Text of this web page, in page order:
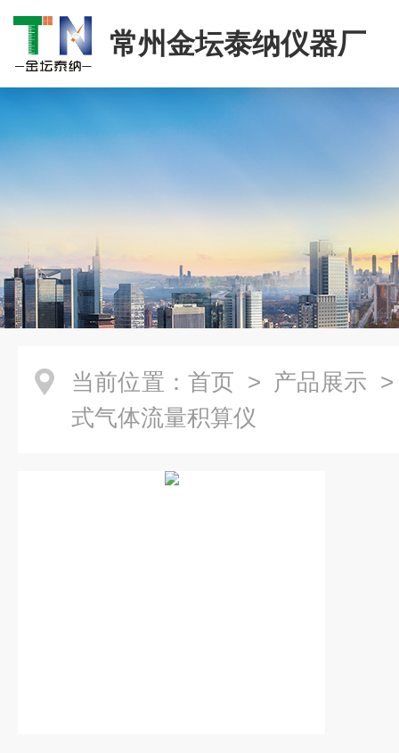
常州金坛泰纳仪器厂
当前位置： 首页 > 产品展示
式气体流量积算仪